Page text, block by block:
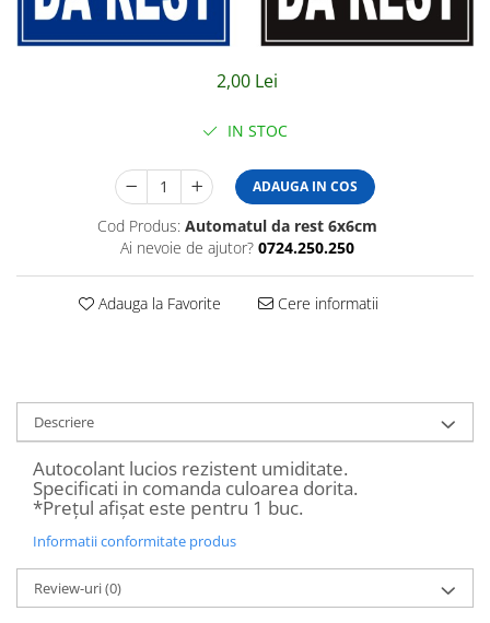
Horeca
Statie GPL
2,00 Lei
IN STOC
ADAUGA IN COS
Cod Produs: Automatul da rest 6x6cm
Ai nevoie de ajutor? 0724.250.250
Adauga la Favorite Cere informatii
Descriere
Autocolant lucios rezistent umiditate.
Specificati in comanda culoarea dorita.
*Prețul afișat este pentru 1 buc.
Informatii conformitate produs
Review-uri(0)